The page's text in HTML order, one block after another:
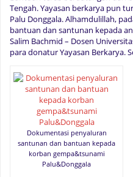
Tengah. Yayasan berkarya pun
Palu Donggala. Alhamdulillah,
bantuan dan santunan kepada
Salim Bachmid – Dosen
para donatur Yayasan Berkarya.
Dokumentasi penyaluran
santunan dan bantuan kepada
korban gempa&tsunami
Palu&Donggala